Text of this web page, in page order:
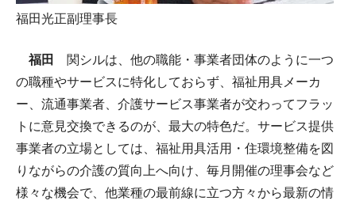
福田光正副理事長
福田
関シルは、他の職能・事業者団体のように一つ
の職種やサービスに特化しておらず、福祉用具メーカ
ー、流通事業者、介護サービス事業者が交わってフラッ
トに意見交換できるのが、最大の特色だ。サービス提供
事業者の立場としては、福祉用具活用・住環境整備を図
りながらの介護の質向上へ向け、毎月開催の理事会など
様々な機会で、他業種の最前線に立つ方々から最新の情